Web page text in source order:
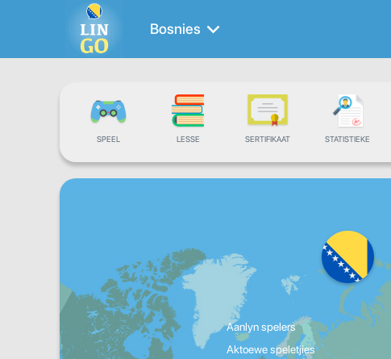
Bosnies
SPEEL LESSE SERTIFIKAAT STATISTIEKE
Aanlyn spelers
Aktoewe speletjies